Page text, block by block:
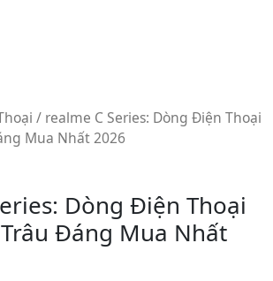
/ realme C Series: Dòng Điện Thoại
Mua Nhất 2026
Dòng Điện Thoại
Đáng Mua Nhất